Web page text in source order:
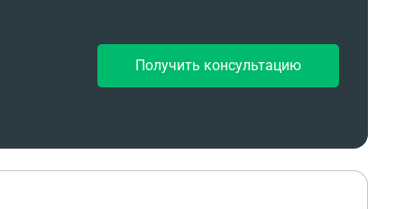
Получить консультацию